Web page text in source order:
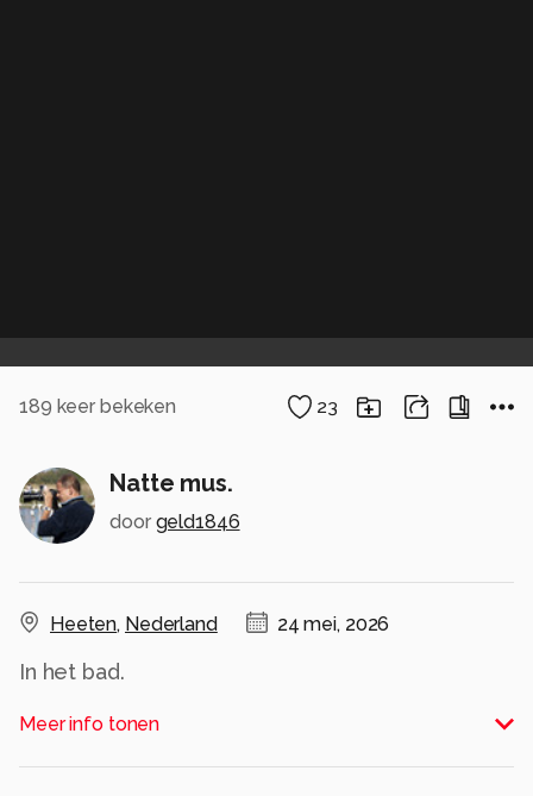
189 keer bekeken 23
Natte mus.
door geld1846
Heeten, Nederland 24 mei, 2026
In het bad.
Alle rechten voorbehouden
Meer info tonen